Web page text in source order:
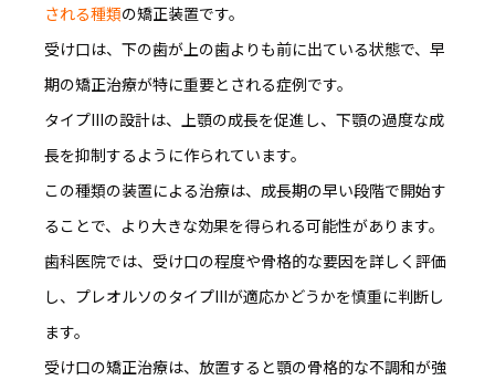
される種類の矯正装置です。
受け口は、下の歯が上の歯よりも前に出ている状態で、早
期の矯正治療が特に重要とされる症例です。
タイプIIIの設計は、上顎の成長を促進し、下顎の過度な成
長を抑制するように作られています。
この種類の装置による治療は、 成長期の早い段階で開始す
ることで、より大きな効果を得られる可能性があります。
歯科医院では、受け口の程度や骨格的な要因を詳しく評価
し、プレオルソのタイプIIIが適応かどうかを慎重に判断し
ます。
受け口の矯正治療は、放置すると顎の骨格的な不調和が強